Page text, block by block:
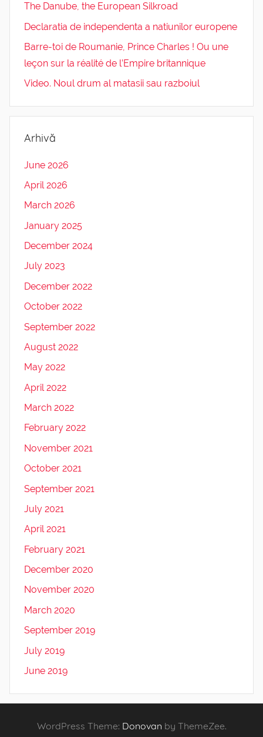
The Danube, the European Silkroad
Declaratia de independenta a natiunilor europene
Barre-toi de Roumanie, Prince Charles ! Ou une
leçon sur la réalité de l’Empire britannique
Video. Noul drum al matasii sau razboiul
Arhivă
June 2026
April 2026
March 2026
January 2025
December 2024
July 2023
December 2022
October 2022
September 2022
August 2022
May 2022
April 2022
March 2022
February 2022
November 2021
October 2021
September 2021
July 2021
April 2021
February 2021
December 2020
November 2020
March 2020
September 2019
July 2019
June 2019
WordPress Theme: Donovan by ThemeZee.